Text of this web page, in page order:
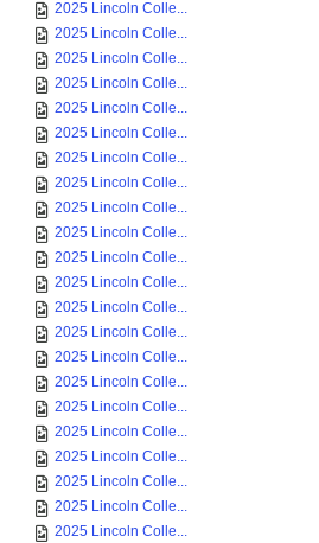
2025 Lincoln Colle...
2025 Lincoln Colle...
2025 Lincoln Colle...
2025 Lincoln Colle...
2025 Lincoln Colle...
2025 Lincoln Colle...
2025 Lincoln Colle...
2025 Lincoln Colle...
2025 Lincoln Colle...
2025 Lincoln Colle...
2025 Lincoln Colle...
2025 Lincoln Colle...
2025 Lincoln Colle...
2025 Lincoln Colle...
2025 Lincoln Colle...
2025 Lincoln Colle...
2025 Lincoln Colle...
2025 Lincoln Colle...
2025 Lincoln Colle...
2025 Lincoln Colle...
2025 Lincoln Colle...
2025 Lincoln Colle...